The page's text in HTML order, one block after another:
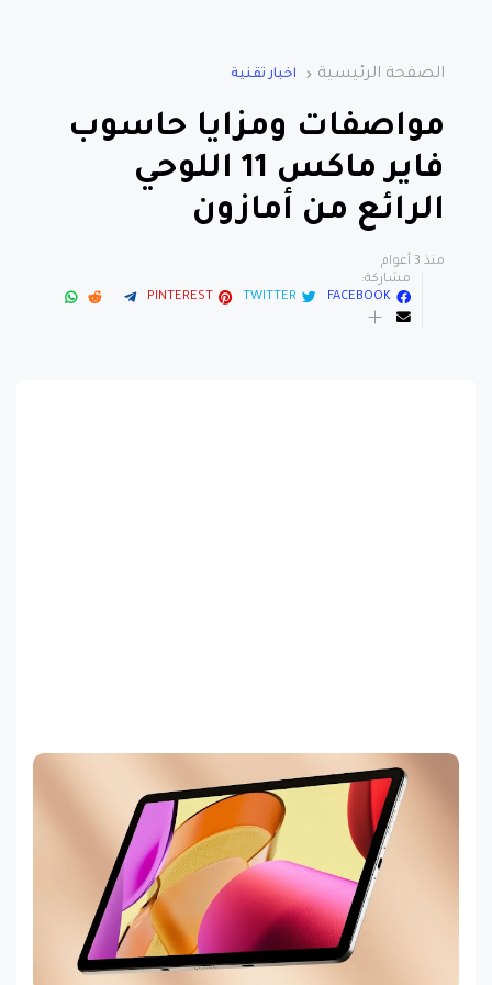
الصفحة الرئيسية اخبار تقنية
مواصفات ومزايا حاسوب
فاير ماكس 11 اللوحي
الرائع من أمازون
منذ 3 أعوام
مشاركة:
FACEBOOK
TWITTER
PINTEREST